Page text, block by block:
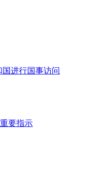
进行国事访问
要指示